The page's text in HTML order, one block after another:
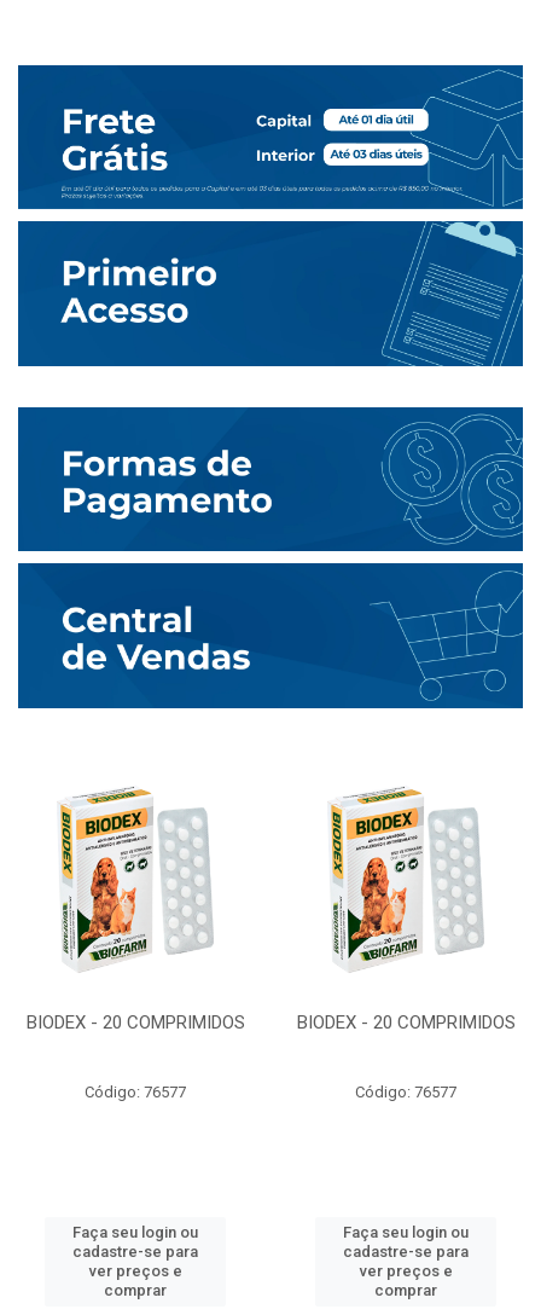
BIODEX - 20 COMPRIMIDOS
Código: 76577
Faça seu login ou
cadastre-se para
ver preços e
comprar
BIODEX - 20 COMPRIMIDOS
Código: 76577
Faça seu login ou
cadastre-se para
ver preços e
comprar